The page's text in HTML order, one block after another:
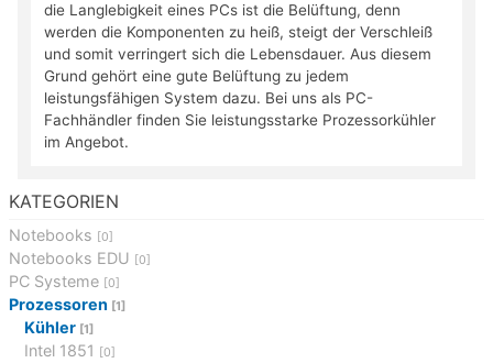
KATEGORIEN
Notebooks [0]
Notebooks EDU [0]
PC Systeme [0]
Prozessoren [1]
Kühler [1]
Intel 1851 [0]
die Langlebigkeit eines PCs ist die Belüftung, denn
werden die Komponenten zu heiß, steigt der Verschleiß
und somit verringert sich die Lebensdauer. Aus diesem
Grund gehört eine gute Belüftung zu jedem
leistungsfähigen System dazu. Bei uns als PC-
Fachhändler finden Sie leistungsstarke Prozessorkühler
im Angebot.